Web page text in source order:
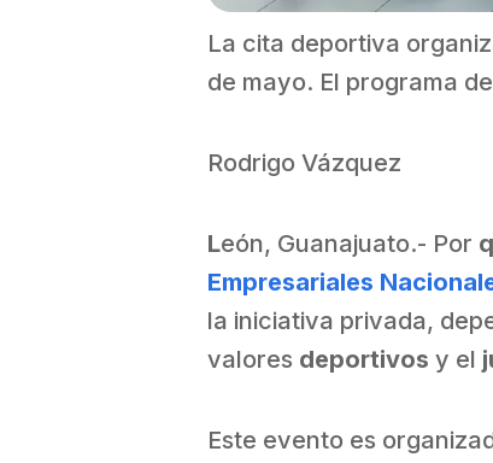
La cita deportiva
de mayo. El programa
Rodrigo Vázquez
León, Guanajuato.- Por
Empresariales
la iniciativa privada,
valores deportivos y el
Este evento es